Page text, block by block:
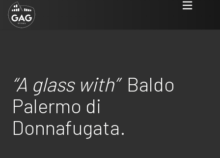
“A glass with”Baldo
Palermo di
Donnafugata.